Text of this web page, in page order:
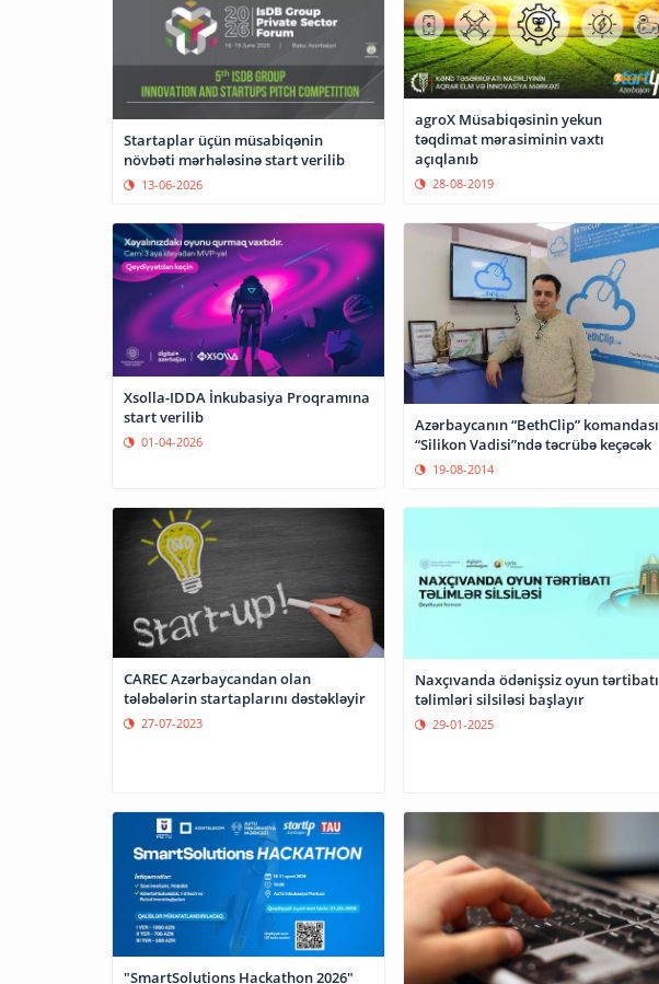
Startaplar üçün müsabiqənin
növbəti mərhələsinə start verilib
13-06-2026
agroX Müsabiqəsinin yekun
təqdimat mərasiminin vaxtı
açıqlanıb
28-08-2019
Xsolla-IDDA İnkubasiya Proqramına
start verilib
01-04-2026
Azərbaycanın “BethClip” komandası
“Silikon Vadisi”ndə təcrübə keçəcək
19-08-2014
CAREC Azərbaycandan olan
tələbələrin startaplarını dəstəkləyir
27-07-2023
Naxçıvanda ödənişsiz oyun tərtibatı
təlimləri silsiləsi başlayır
29-01-2025
"SmartSolutions Hackathon 2026"